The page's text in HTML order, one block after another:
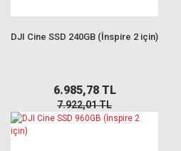
DJI Cine SSD 240GB (İnspire 2 için)
6.985,78 TL
7.922,01 TL